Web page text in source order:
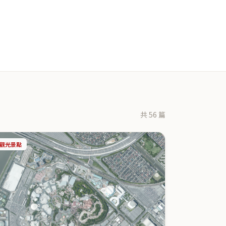
共56 篇
觀光景點